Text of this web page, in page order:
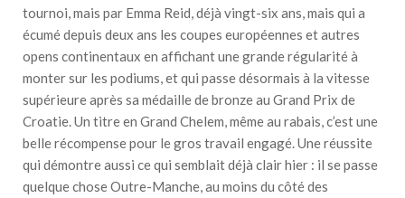
tournoi, mais par Emma Reid, déjà vingt-six ans, mais qui a
écumé depuis deux ans les coupes européennes et autres
opens continentaux en affichant une grande régularité à
monter sur les podiums, et qui passe désormais à la vitesse
supérieure après sa médaille de bronze au Grand Prix de
Croatie. Un titre en Grand Chelem, même au rabais, c’est une
belle récompense pour le gros travail engagé. Une réussite
qui démontre aussi ce qui semblait déjà clair hier : il se passe
quelque chose Outre-Manche, au moins du côté des